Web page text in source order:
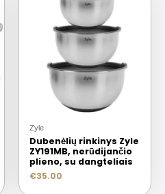
Zyle
Dubenėlių rinkinys Zyle
ZY191MB, nerūdijančio
plieno, su dangteliais
€35.00